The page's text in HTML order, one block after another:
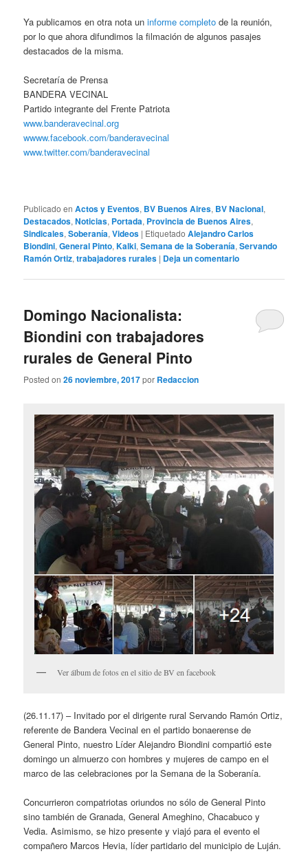
Ya publicamos en otra nota uninforme completo de la reunión,
por lo que ahora difundimos la filmación de algunos pasajes
destacados de la misma.
Secretaría de Prensa
BANDERA VECINAL
Partido integrante del Frente Patriota
www.banderavecinal.org
wwww.facebook.com/banderavecinal
www.twitter.com/banderavecinal
Publicado en Actos y Eventos, BV Buenos Aires, BV Nacional,
Destacados,Noticias, Portada, Provincia de Buenos Aires,
Sindicales,Soberanía,Videos | Etiquetado Alejandro Carlos
Biondini,General Pinto,Kalki,Semana de la Soberanía,Servando
Ramón Ortiz,trabajadores rurales | Deja un comentario
Domingo Nacionalista:
Biondini con trabajadores
rurales de General Pinto
Posted on26 noviembre, 2017por Redaccion
Ver álbum de fotos en el sitio de BV en facebook
(26.11.17) – Invitado por el dirigente rural Servando Ramón Ortiz,
referente de Bandera Vecinal en el partido bonaerense de
General Pinto, nuestro Líder Alejandro Biondini compartió este
domingo un almuerzo con hombres y mujeres de campo en el
marco de las celebraciones por la Semana de la Soberanía.
Concurrieron compatriotas oriundos no sólo de General Pinto
sino también de Granada, General Ameghino, Chacabuco y
Vedia. Asimismo, se hizo presente y viajó para el evento el
compañero Marcos Hevia, líder partidario del municipio de Luján.